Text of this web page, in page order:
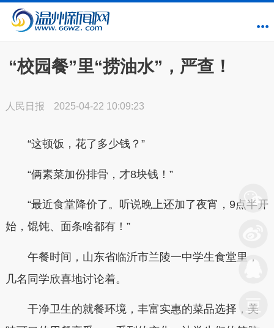
“校园餐”里“捞油水”，严查！
人民日报 2025-04-22 10:09:23
“这顿饭，花了多少钱？”
“俩素菜加份排骨，才8块钱！”
“最近食堂降价了。听说晚上还加了夜宵，9点半开
始，馄饨、面条啥都有！”
午餐时间，山东省临沂市兰陵一中学生食堂里，
几名同学欣喜地讨论着。
干净卫生的就餐环境，丰富实惠的菜品选择，美